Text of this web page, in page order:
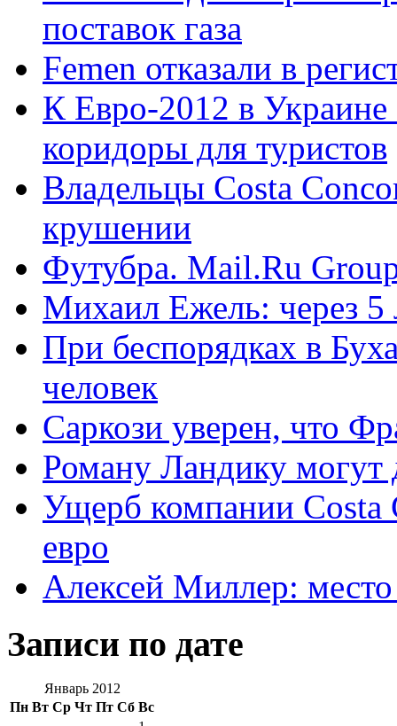
поставок газа
Femen отказали в
К Евро-2012 в Украине
коридоры для туристов
Владельцы Costa
крушении
Футубра. Mail.Ru
Михаил Ежель: через 5
При беспорядках в
человек
Саркози уверен, что
Роману Ландику могут
Ущерб компании Costa
евро
Алексей Миллер:
Записи по дате
Январь 2012
Пн Вт Ср Чт Пт Сб Вс